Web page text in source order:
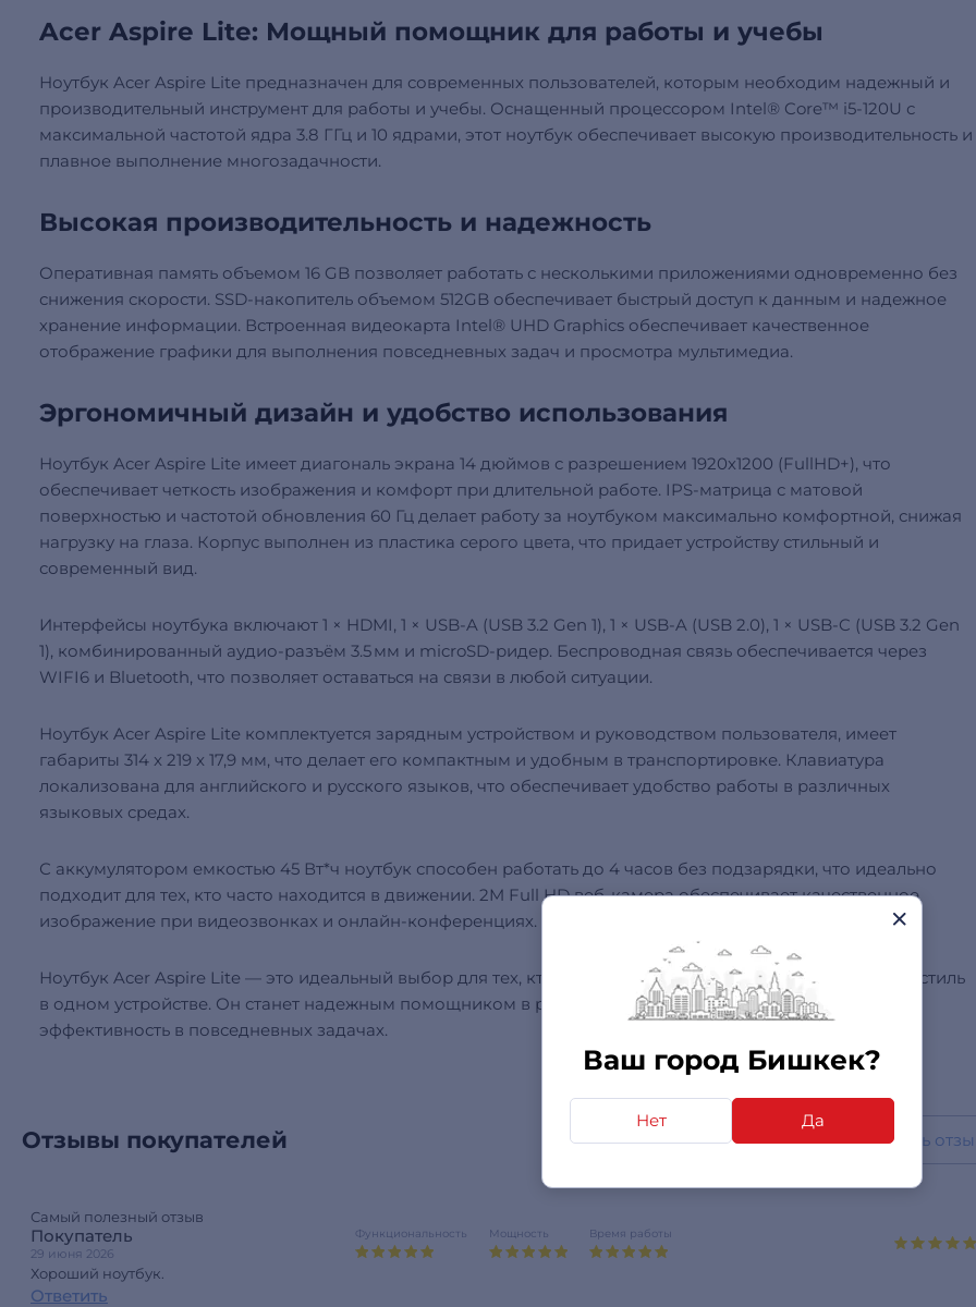
Ваш город Бишкек?
Нет Да
Acer Aspire Lite: Мощный помощник для работы и учебы
Ноутбук Acer Aspire Lite предназначен для современных пользователей, которым необходим надежный и
производительный инструмент для работы и учебы. Оснащенный процессором Intel® Core™ i5-120U с
максимальной частотой ядра 3.8 ГГц и 10 ядрами, этот ноутбук обеспечивает высокую производительность и
плавное выполнение многозадачности.
Высокая производительность и надежность
Оперативная память объемом 16 GB позволяет работать с несколькими приложениями одновременно без
снижения скорости. SSD-накопитель объемом 512GB обеспечивает быстрый доступ к данным и надежное
хранение информации. Встроенная видеокарта Intel® UHD Graphics обеспечивает качественное
отображение графики для выполнения повседневных задач и просмотра мультимедиа.
Эргономичный дизайн и удобство использования
Ноутбук Acer Aspire Lite имеет диагональ экрана 14 дюймов с разрешением 1920х1200 (FullHD+), что
обеспечивает четкость изображения и комфорт при длительной работе. IPS-матрица с матовой
поверхностью и частотой обновления 60 Гц делает работу за ноутбуком максимально комфортной, снижая
нагрузку на глаза. Корпус выполнен из пластика серого цвета, что придает устройству стильный и
современный вид.
Интерфейсы ноутбука включают 1 × HDMI, 1 × USB‑A (USB 3.2 Gen 1), 1 × USB‑A (USB 2.0), 1 × USB‑C (USB 3.2 Gen
1), комбинированный аудио‑разъём 3.5 мм и microSD‑ридер. Беспроводная связь обеспечивается через
WIFI6 и Bluetooth, что позволяет оставаться на связи в любой ситуации.
Ноутбук Acer Aspire Lite комплектуется зарядным устройством и руководством пользователя, имеет
габариты 314 x 219 x 17,9 мм, что делает его компактным и удобным в транспортировке. Клавиатура
локализована для английского и русского языков, что обеспечивает удобство работы в различных
языковых средах.
С аккумулятором емкостью 45 Вт*ч ноутбук способен работать до 4 часов без подзарядки, что идеально
подходит для тех, кто часто находится в движении. 2M Full HD веб-камера обеспечивает качественное
изображение при видеозвонках и онлайн-конференциях.
Ноутбук Acer Aspire Lite — это идеальный выбор для тех, кто ценит производительность, надежность и стиль
в одном устройстве. Он станет надежным помощником в работе и учебе, обеспечивая комфорт и
эффективность в повседневных задачах.
Отзывы покупателей Написать
Самый полезный отзыв
Покупатель
29 июня 2026
Функциональность Мощность Время работы
Хороший ноутбук.
Ответить